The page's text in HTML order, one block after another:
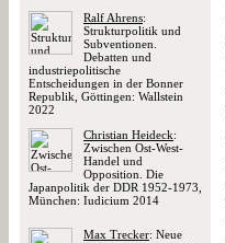
Ralf Ahrens:
Strukturpolitik und
Subventionen.
Debatten und
industriepolitische
Entscheidungen in der Bonner
Republik, Göttingen: Wallstein
2022
Christian Heideck:
Zwischen Ost-West-
Handel und
Opposition. Die
Japanpolitik der DDR 1952-1973,
München: Iudicium 2014
Max Trecker: Neue